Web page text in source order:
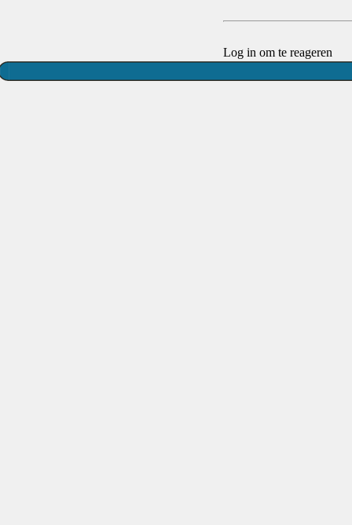
Log in om te reageren